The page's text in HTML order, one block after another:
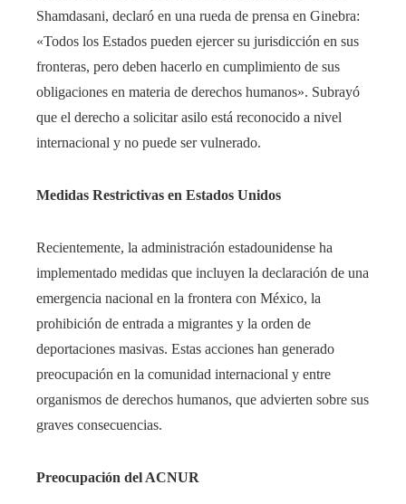
Shamdasani, declaró en una rueda de prensa en Ginebra:
«Todos los Estados pueden ejercer su jurisdicción en sus
fronteras, pero deben hacerlo en cumplimiento de sus
obligaciones en materia de derechos humanos». Subrayó
que el derecho a solicitar asilo está reconocido a nivel
internacional y no puede ser vulnerado.
Medidas Restrictivas en Estados Unidos
Recientemente, la administración estadounidense ha
implementado medidas que incluyen la declaración de una
emergencia nacional en la frontera con México, la
prohibición de entrada a migrantes y la orden de
deportaciones masivas. Estas acciones han generado
preocupación en la comunidad internacional y entre
organismos de derechos humanos, que advierten sobre sus
graves consecuencias.
Preocupación del ACNUR